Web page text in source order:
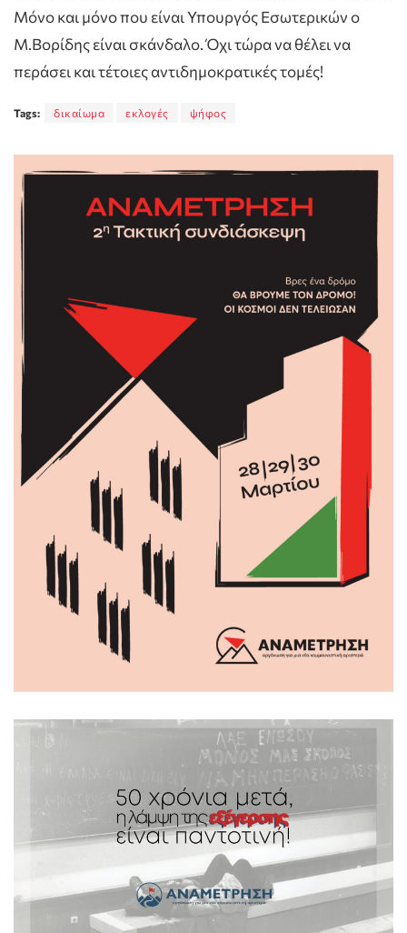
Μόνο και μόνο που είναι Υπουργός Εσωτερικών ο
Μ.Βορίδης είναι σκάνδαλο. Όχι τώρα να θέλει να
περάσει και τέτοιες αντιδημοκρατικές τομές!
Tags: δικαίωμα εκλογές ψήφος